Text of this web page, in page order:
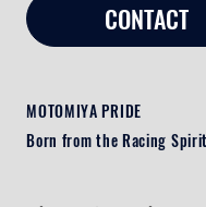
CONTACT
MOTOMIYA PRIDE
Born from the Racing Spirit